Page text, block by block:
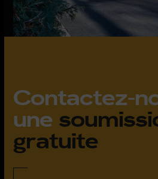
Contactez-
une
gratuite